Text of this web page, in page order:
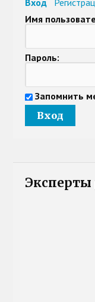
Имя
Пароль:
Запомнить